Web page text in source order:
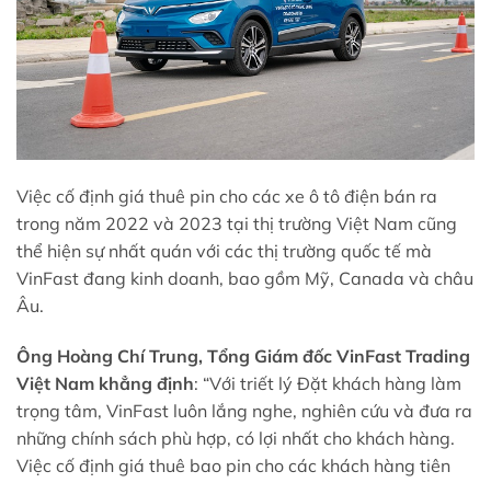
Việc cố định giá thuê pin cho các xe ô tô điện bán ra
trong năm 2022 và 2023 tại thị trường Việt Nam cũng
thể hiện sự nhất quán với các thị trường quốc tế mà
VinFast đang kinh doanh, bao gồm Mỹ, Canada và châu
Âu.
Ông Hoàng Chí Trung, Tổng Giám đốc VinFast Trading
Việt Nam khẳng định: “Với triết lý Đặt khách hàng làm
trọng tâm, VinFast luôn lắng nghe, nghiên cứu và đưa ra
những chính sách phù hợp, có lợi nhất cho khách hàng.
Việc cố định giá thuê bao pin cho các khách hàng tiên